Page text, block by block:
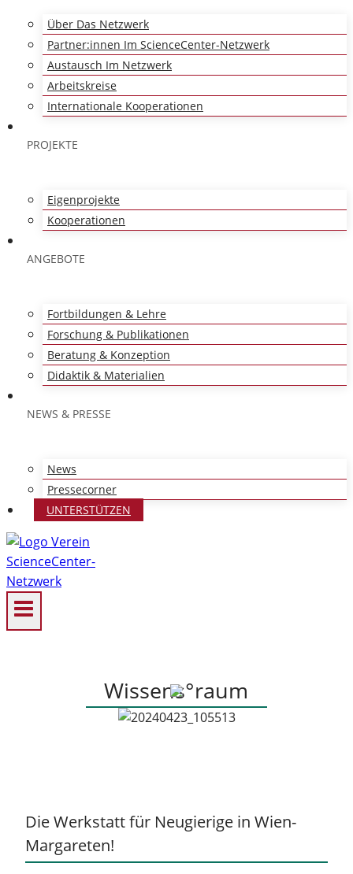
Über Das Netzwerk
Partner:innen Im ScienceCenter-Netzwerk
Austausch Im Netzwerk
Arbeitskreise
Internationale Kooperationen
PROJEKTE
Eigenprojekte
Kooperationen
ANGEBOTE
Fortbildungen & Lehre
Forschung & Publikationen
Beratung & Konzeption
Didaktik & Materialien
NEWS & PRESSE
News
Pressecorner
UNTERSTÜTZEN
Wissens°raum
Die Werkstatt für Neugierige in Wien-
Margareten!